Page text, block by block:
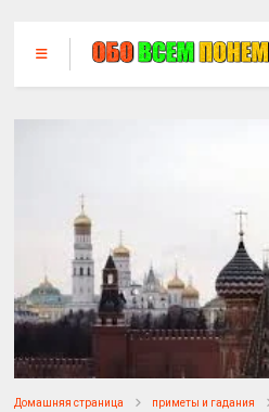
Домашняя страница приметы и гадания